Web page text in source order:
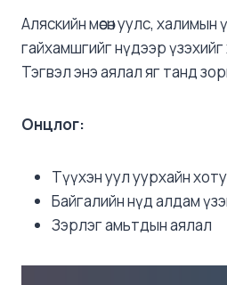
Аляскийн мөсөн уулс,
гайхамшгийг нүдээр
Тэгвэл энэ аялал яг танд
Онцлог:
Түүхэн уул уурхайн
Байгалийн нүд алдам
Зэрлэг амьтдын аялал